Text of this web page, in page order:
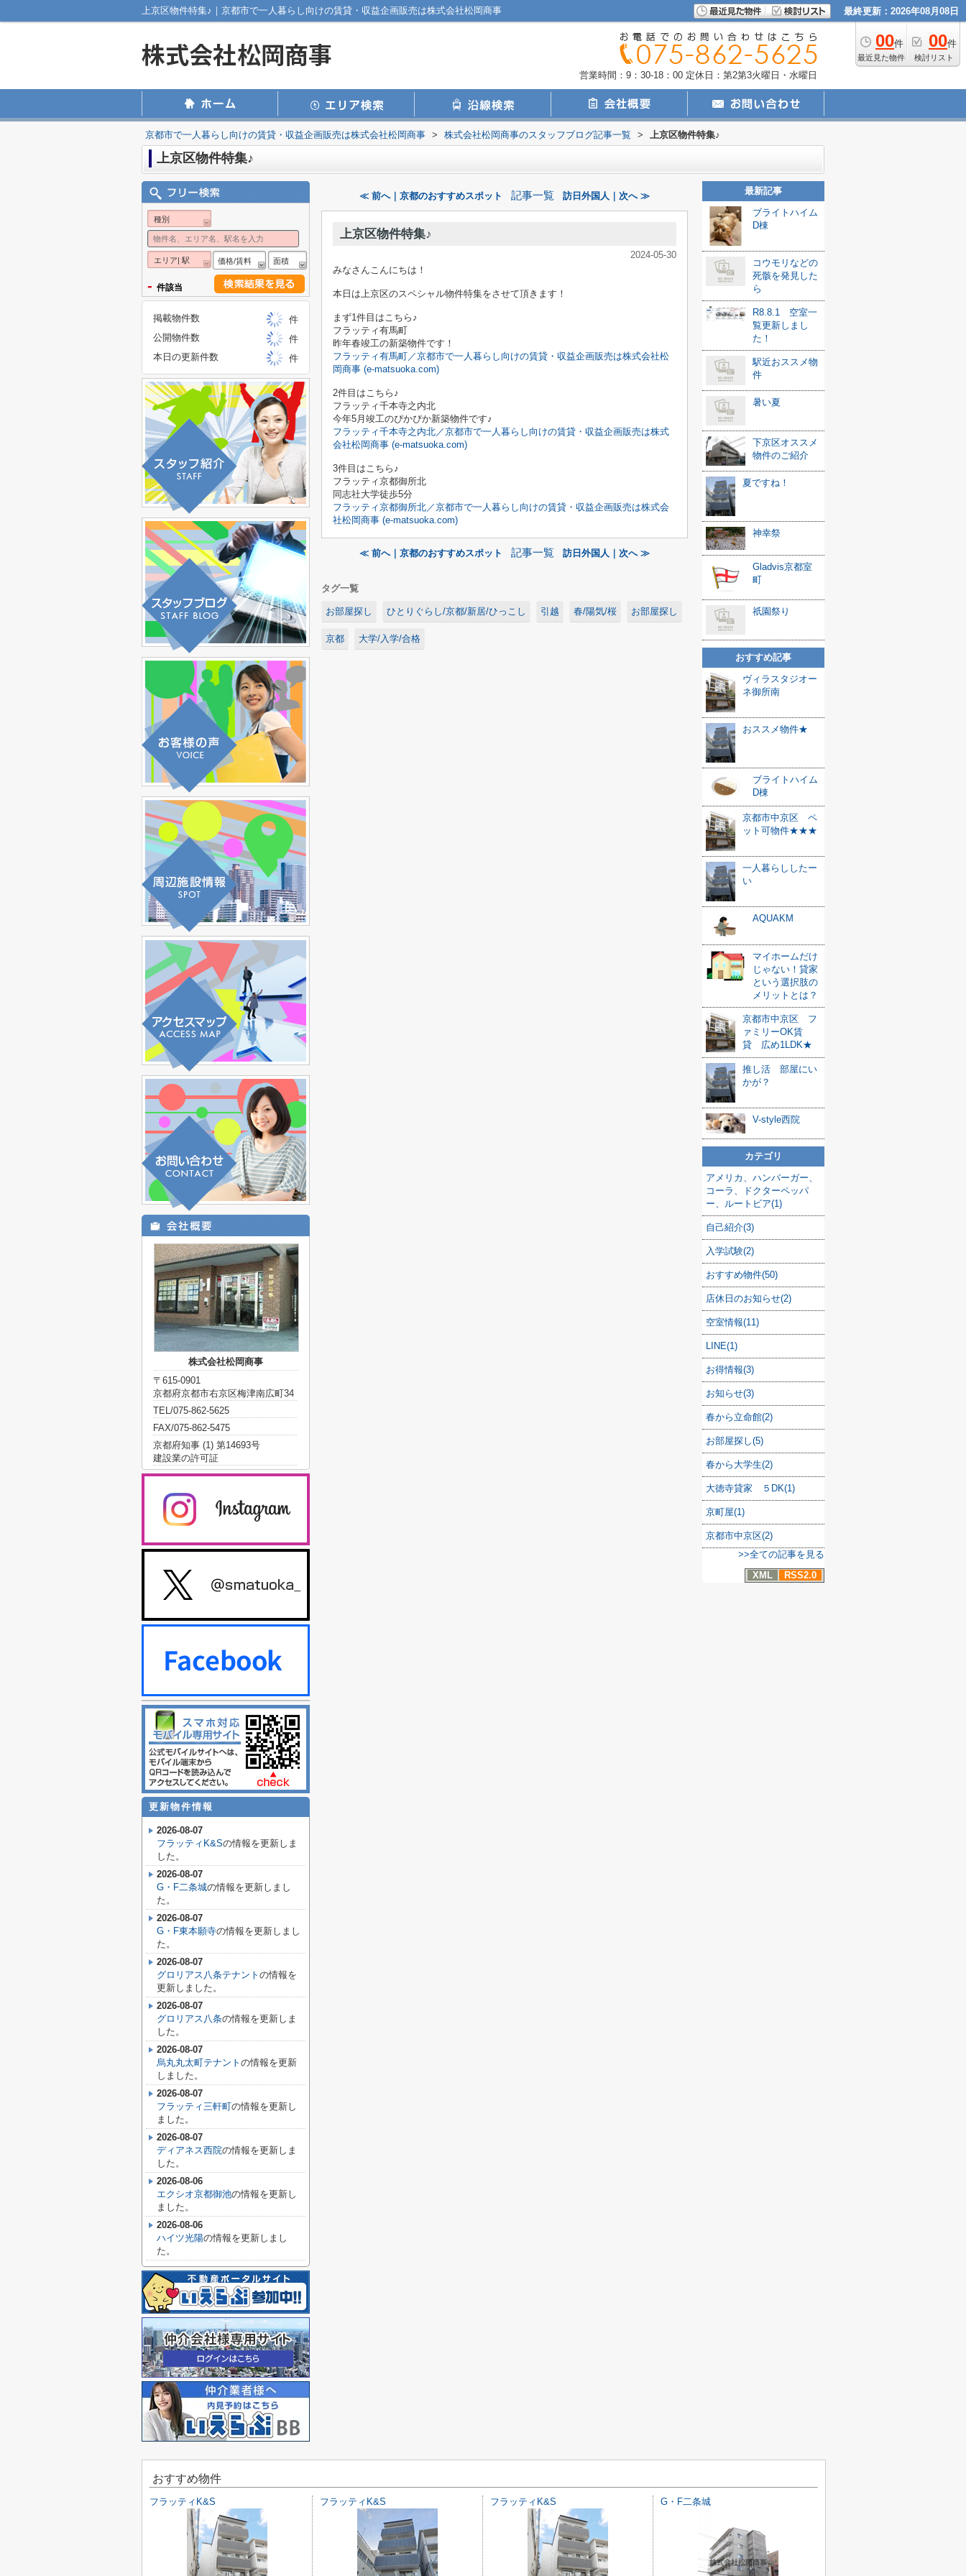
上京区物件特集♪｜京都市で一人暮らし向けの賃貸・収益企画販売は株式会社松岡商事 最終更新：2026年08月08日
00件
最近見た物件
00件
検討リスト
営業時間：9：30-18：00 定休日：第2第3火曜日・水曜日
京都市で一人暮らし向けの賃貸・収益企画販売は株式会社松岡商事 > 株式会社松岡商事のスタッフブログ記事一覧 > 上京区物件特集♪
上京区物件特集♪
≪ 前へ｜京都のおすすめスポット 記事一覧 訪日外国人｜次へ ≫
上京区物件特集♪
2024-05-30
みなさんこんにちは！
本日は上京区のスペシャル物件特集をさせて頂きます！
まず1件目はこちら♪
フラッティ有馬町
昨年春竣工の新築物件です！
フラッティ有馬町／京都市で一人暮らし向けの賃貸・収益企画販売は株式会社松
岡商事 (e-matsuoka.com)
2件目はこちら♪
フラッティ千本寺之内北
今年5月竣工のぴかぴか新築物件です♪
フラッティ千本寺之内北／京都市で一人暮らし向けの賃貸・収益企画販売は株式
会社松岡商事 (e-matsuoka.com)
3件目はこちら♪
フラッティ京都御所北
同志社大学徒歩5分
フラッティ京都御所北／京都市で一人暮らし向けの賃貸・収益企画販売は株式会
社松岡商事 (e-matsuoka.com)
≪ 前へ｜京都のおすすめスポット 記事一覧 訪日外国人｜次へ ≫
タグ一覧
お部屋探し ひとりぐらし/京都/新居/ひっこし 引越 春/陽気/桜 お部屋探し
京都 大学/入学/合格
最新記事
ブライトハイム
D棟
コウモリなどの
死骸を発見した
ら
R8.8.1 空室一
覧更新しまし
た！
駅近おススメ物
件
暑い夏
下京区オススメ
物件のご紹介
夏ですね！
神幸祭
Gladvis京都室
町
祇園祭り
おすすめ記事
ヴィラスタジオー
ネ御所南
おススメ物件★
ブライトハイム
D棟
京都市中京区 ペ
ット可物件★★★
一人暮らししたー
い
AQUAKM
マイホームだけ
じゃない！貸家
という選択肢の
メリットとは？
京都市中京区 フ
ァミリーOK賃
貸 広め1LDK★
推し活 部屋にい
かが？
V-style西院
カテゴリ
アメリカ、ハンバーガー、
コーラ、ドクターペッパ
ー、ルートビア(1)
自己紹介(3)
入学試験(2)
おすすめ物件(50)
店休日のお知らせ(2)
空室情報(11)
LINE(1)
お得情報(3)
お知らせ(3)
春から立命館(2)
お部屋探し(5)
春から大学生(2)
大徳寺貸家 ５DK(1)
京町屋(1)
京都市中京区(2)
>>全ての記事を見る
XML
RSS2.0
種別
エリア| 駅 価格/賃料 面積
- 件該当
掲載物件数
件
公開物件数
件
本日の更新件数
件
株式会社松岡商事
〒615-0901
京都府京都市右京区梅津南広町34
TEL/075-862-5625
FAX/075-862-5475
京都府知事 (1) 第14693号
建設業の許可証
更新物件情報
2026-08-07
フラッティK&Sの情報を更新しま
した。
2026-08-07
G・F二条城の情報を更新しまし
た。
2026-08-07
G・F東本願寺の情報を更新しまし
た。
2026-08-07
グロリアス八条テナント の情報を
更新しました。
2026-08-07
グロリアス八条の情報を更新しま
した。
2026-08-07
烏丸丸太町テナント の情報を更新
しました。
2026-08-07
フラッティ三軒町の情報を更新し
ました。
2026-08-07
ディアネス西院の情報を更新しま
した。
2026-08-06
エクシオ京都御池の情報を更新し
ました。
2026-08-06
ハイツ光陽の情報を更新しまし
た。
おすすめ物件
フラッティK&S フラッティK&S フラッティK&S G・F二条城